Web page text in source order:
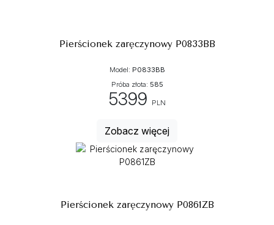
Pierścionek zaręczynowy P0833BB
Model: P0833BB
Próba złota: 585
5399 PLN
Zobacz więcej
Pierścionek zaręczynowy P0861ZB